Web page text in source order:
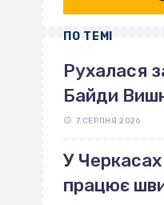
ПО ТЕМІ
Рухалася
Байди
7 СЕРПНЯ 2026
У Черкасах
працює